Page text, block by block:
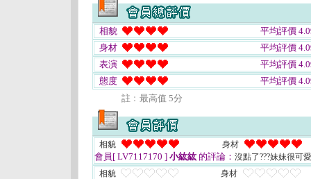
相貌
平均評價
身材
平均評價
表演
平均評價
態度
平均評價
註﹕最高值 5分
相貌 身材
會員[ LV7117170 ] 小紘紘 的評論： 沒點了???妹妹很可
相貌
身材